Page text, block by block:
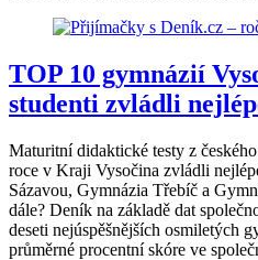
TOP 10 gymnázií
studenti zvládli
Maturitní didaktické testy z
roce v Kraji Vysočina zvládli
Sázavou, Gymnázia Třebíč a
dále? Deník na základě dat
deseti nejúspěšnějších osmiletých
průměrné procentní skóre ve